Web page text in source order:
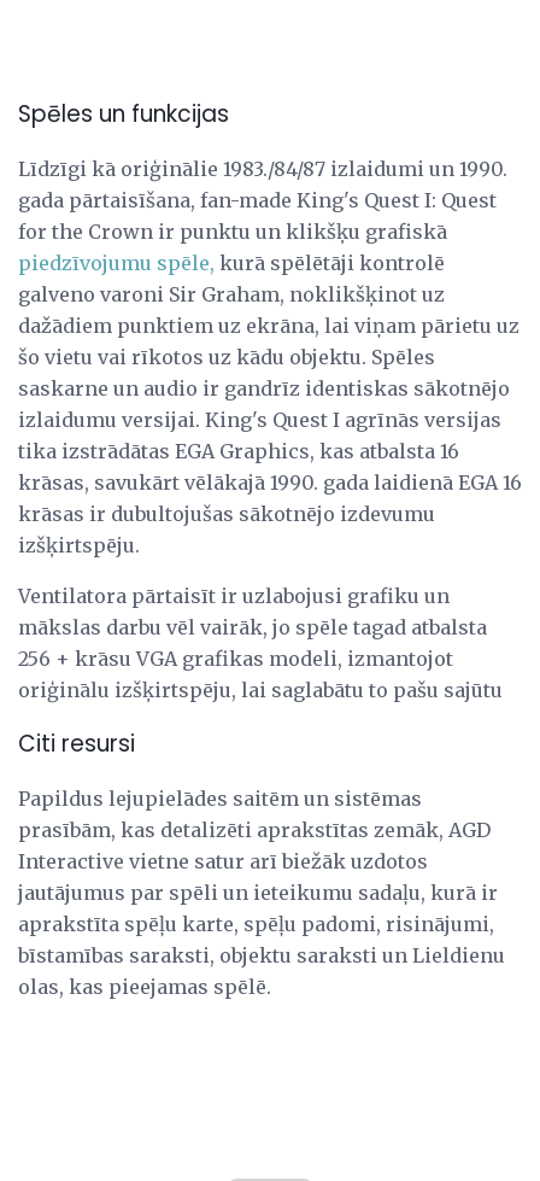
Spēles un funkcijas
Līdzīgi kā oriģinālie 1983./84/87 izlaidumi un 1990.
gada pārtaisīšana, fan-made King's Quest I: Quest
for the Crown ir punktu un klikšķu grafiskā
piedzīvojumu spēle, kurā spēlētāji kontrolē
galveno varoni Sir Graham, noklikšķinot uz
dažādiem punktiem uz ekrāna, lai viņam pārietu uz
šo vietu vai rīkotos uz kādu objektu. Spēles
saskarne un audio ir gandrīz identiskas sākotnējo
izlaidumu versijai. King's Quest I agrīnās versijas
tika izstrādātas EGA Graphics, kas atbalsta 16
krāsas, savukārt vēlākajā 1990. gada laidienā EGA 16
krāsas ir dubultojušas sākotnējo izdevumu
izšķirtspēju.
Ventilatora pārtaisīt ir uzlabojusi grafiku un
mākslas darbu vēl vairāk, jo spēle tagad atbalsta
256 + krāsu VGA grafikas modeli, izmantojot
oriģinālu izšķirtspēju, lai saglabātu to pašu sajūtu
Citi resursi
Papildus lejupielādes saitēm un sistēmas
prasībām, kas detalizēti aprakstītas zemāk, AGD
Interactive vietne satur arī biežāk uzdotos
jautājumus par spēli un ieteikumu sadaļu, kurā ir
aprakstīta spēļu karte, spēļu padomi, risinājumi,
bīstamības saraksti, objektu saraksti un Lieldienu
olas, kas pieejamas spēlē.